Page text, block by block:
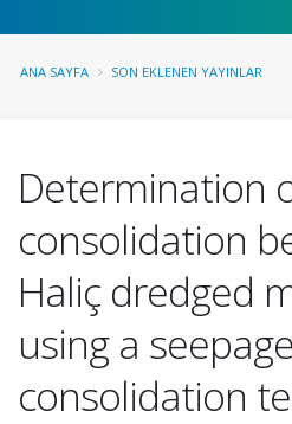
ANA SAYFA SON EKLENEN YAYINLAR
Determination
consolidation
Haliç dredged
using a
consolidation